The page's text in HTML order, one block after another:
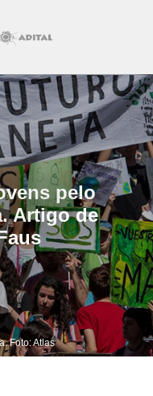
pelo
Artigo de
Foto: Atlas